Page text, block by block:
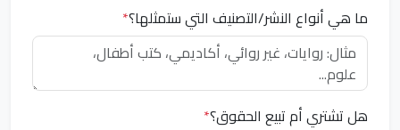
ما هي أنواع النشر/التصنيف التي ستمثلها؟*
هل تشتري أم تبيع الحقوق؟*